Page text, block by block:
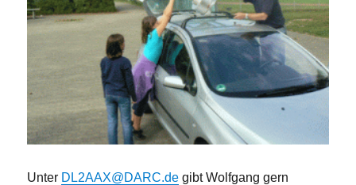
Unter DL2AAX@DARC.de gibt Wolfgang gern